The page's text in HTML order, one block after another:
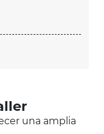
una amplia